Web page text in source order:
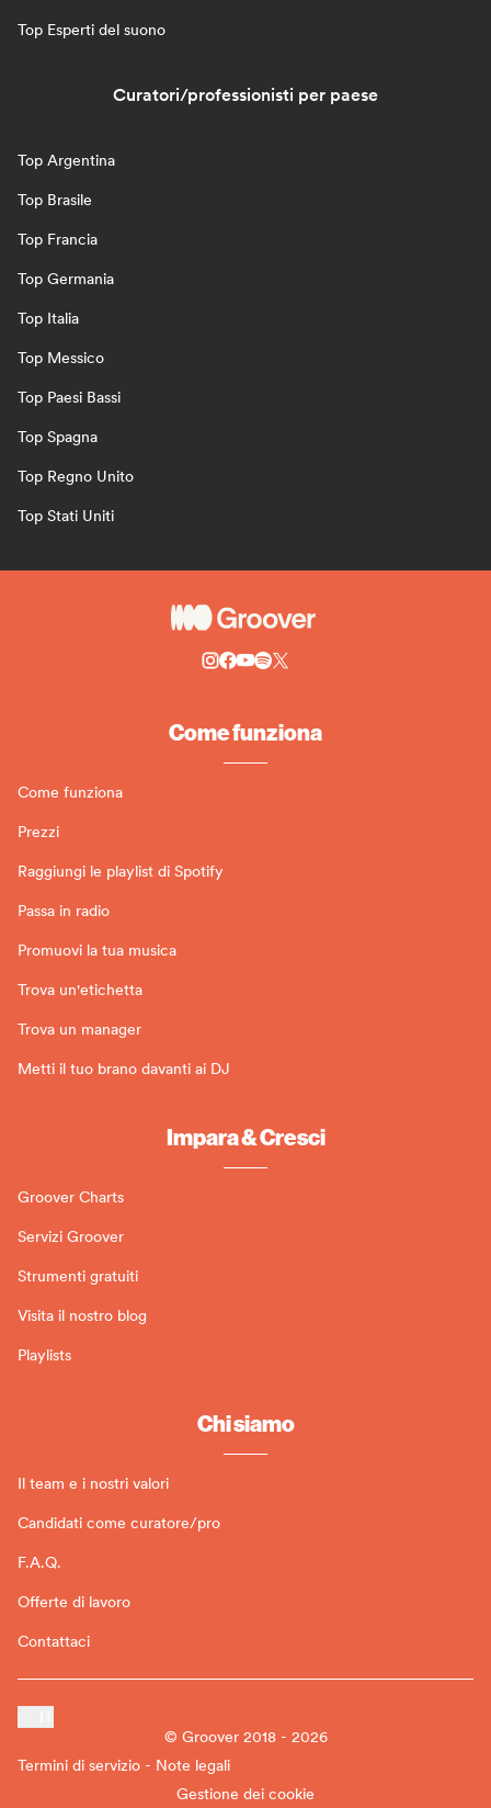
Top Esperti del suono
Curatori/professionisti per paese
Top Argentina
Top Brasile
Top Francia
Top Germania
Top Italia
Top Messico
Top Paesi Bassi
Top Spagna
Top Regno Unito
Top Stati Uniti
Come funziona
Come funziona
Prezzi
Raggiungi le playlist di Spotify
Passa in radio
Promuovi la tua musica
Trova un'etichetta
Trova un manager
Metti il tuo brano davanti ai DJ
Impara & Cresci
Groover Charts
Servizi Groover
Strumenti gratuiti
Visita il nostro blog
Playlists
Chi siamo
Il team e i nostri valori
Candidati come curatore/pro
F.A.Q.
Offerte di lavoro
Contattaci
© Groover 2018 - 2026
Termini di servizio - Note legali
Gestione dei cookie